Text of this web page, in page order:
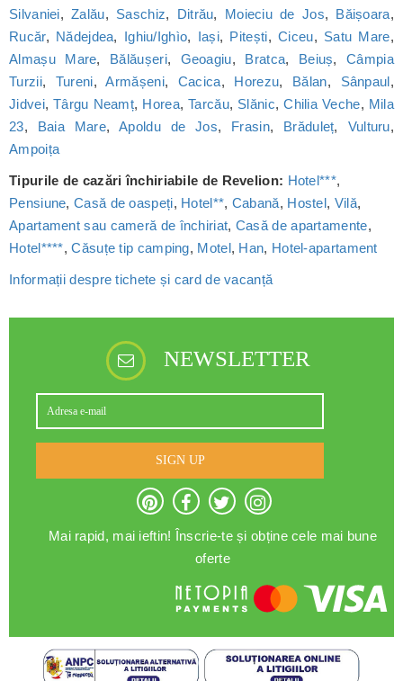
Silvaniei,Zalău, Saschiz, Ditrău, Moieciu de Jos, Băișoara,
Rucăr, Nădejdea, Ighiu/Ighìo, Iași, Pitești,Ciceu, Satu Mare,
Almașu Mare, Bălăușeri, Geoagiu, Bratca, Beiuș,Câmpia
Turzii, Tureni,Armășeni, Cacica, Horezu, Bălan, Sânpaul,
Jidvei,Târgu Neamț, Horea,Tarcău, Slănic,Chilia Veche, Mila
23, Baia Mare,Apoldu de Jos, Frasin, Brăduleț, Vulturu,
Ampoița
Tipurile de cazări închiriabile de Revelion: Hotel***,
Pensiune,Casă de oaspeți, Hotel**, Cabană, Hostel, Vilă,
Apartament sau cameră de închiriat, Casă de apartamente,
Hotel****,Căsuțe tip camping, Motel, Han, Hotel-apartament
Informații despre tichete și card de vacanță
NEWSLETTER
SIGN UP
Mai rapid, mai ieftin! Înscrie-te și obține cele mai bune
oferte